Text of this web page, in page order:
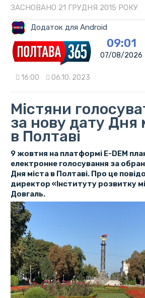
ЗАСНОВАНО 21 ГРУДНЯ 2015 РОКУ
Додаток для Android
09:01
07/08/2026
16:00 06.10. 2023
Містяни
за нову дату Дня
в Полтаві
9 жовтня на платформі E-DEM
електронне голосування за
Дня міста в Полтаві. Про це
директор «Інституту розвитку
Довгаль.